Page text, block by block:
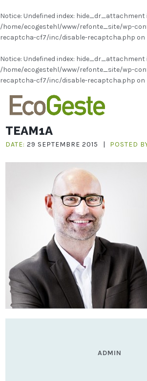
Notice: Undefined index: hide_dr_attachment
/home/ecogestehl/www/refonte_site/wp-
recaptcha-cf7/inc/disable-recaptcha.php on
Notice: Undefined index: hide_dr_attachment
/home/ecogestehl/www/refonte_site/wp-
recaptcha-cf7/inc/disable-recaptcha.php on
TEAM1A
DATE:29 SEPTEMBRE 2015 | POSTED
ADMIN